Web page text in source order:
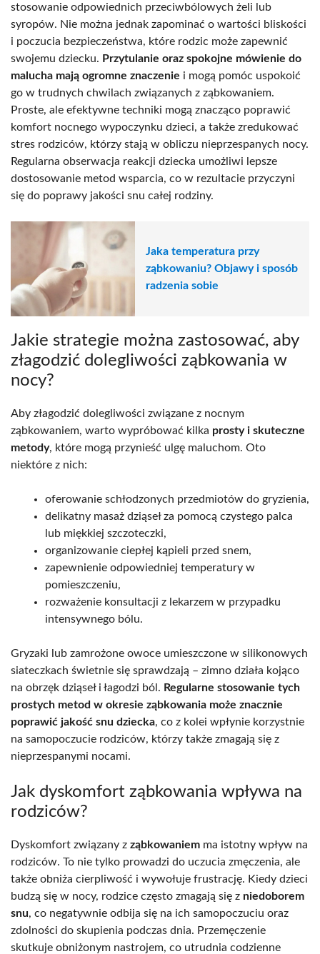
stosowanie odpowiednich przeciwbólowych żeli lub
syropów. Nie można jednak zapominać o wartości bliskości
i poczucia bezpieczeństwa, które rodzic może zapewnić
swojemu dziecku. Przytulanie oraz spokojne mówienie do
malucha mają ogromne znaczenie i mogą pomóc uspokoić
go w trudnych chwilach związanych z ząbkowaniem.
Proste, ale efektywne techniki mogą znacząco poprawić
komfort nocnego wypoczynku dzieci, a także zredukować
stres rodziców, którzy stają w obliczu nieprzespanych nocy.
Regularna obserwacja reakcji dziecka umożliwi lepsze
dostosowanie metod wsparcia, co w rezultacie przyczyni
się do poprawy jakości snu całej rodziny.
Jaka temperatura przy
ząbkowaniu? Objawy i sposób
radzenia sobie
Jakie strategie można zastosować, aby
złagodzić dolegliwości ząbkowania w
nocy?
Aby złagodzić dolegliwości związane z nocnym
ząbkowaniem, warto wypróbować kilka prosty i skuteczne
metody, które mogą przynieść ulgę maluchom. Oto
niektóre z nich:
oferowanie schłodzonych przedmiotów do gryzienia,
delikatny masaż dziąseł za pomocą czystego palca
lub miękkiej szczoteczki,
organizowanie ciepłej kąpieli przed snem,
zapewnienie odpowiedniej temperatury w
pomieszczeniu,
rozważenie konsultacji z lekarzem w przypadku
intensywnego bólu.
Gryzaki lub zamrożone owoce umieszczone w silikonowych
siateczkach świetnie się sprawdzają – zimno działa kojąco
na obrzęk dziąseł i łagodzi ból. Regularne stosowanie tych
prostych metod w okresie ząbkowania może znacznie
poprawić jakość snu dziecka, co z kolei wpłynie korzystnie
na samopoczucie rodziców, którzy także zmagają się z
nieprzespanymi nocami.
Jak dyskomfort ząbkowania wpływa na
rodziców?
Dyskomfort związany z ząbkowaniem ma istotny wpływ na
rodziców. To nie tylko prowadzi do uczucia zmęczenia, ale
także obniża cierpliwość i wywołuje frustrację. Kiedy dzieci
budzą się w nocy, rodzice często zmagają się z niedoborem
snu, co negatywnie odbija się na ich samopoczuciu oraz
zdolności do skupienia podczas dnia. Przemęczenie
skutkuje obniżonym nastrojem, co utrudnia codzienne